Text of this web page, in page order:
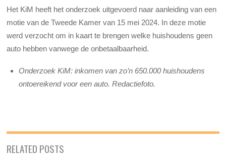
Het KiM heeft het onderzoek uitgevoerd naar aanleiding van een
motie van de Tweede Kamer van 15 mei 2024. In deze motie
werd verzocht om in kaart te brengen welke huishoudens geen
auto hebben vanwege de onbetaalbaarheid.
Onderzoek KiM: inkomen van zo’n 650.000 huishoudens
ontoereikend voor een auto. Redactiefoto.
RELATED POSTS